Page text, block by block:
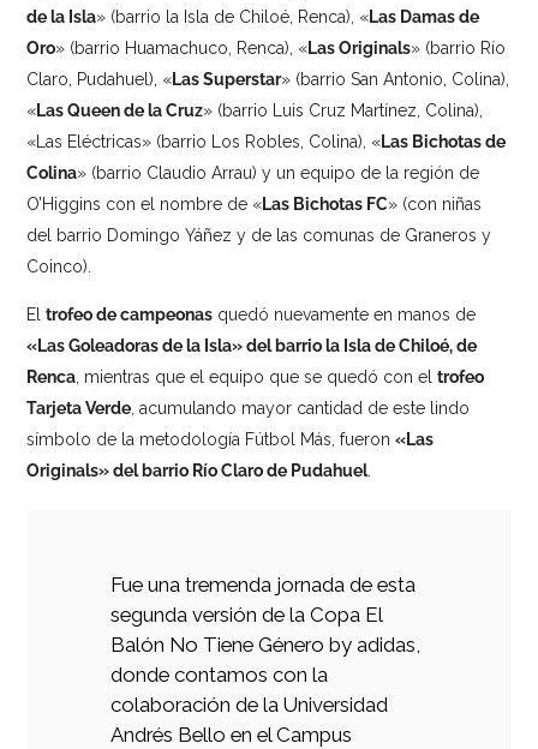
de la Isla» (barrio la Isla de Chiloé, Renca), «Las Damas de
Oro» (barrio Huamachuco, Renca), «Las Originals» (barrio Río
Claro, Pudahuel), «Las Superstar» (barrio San Antonio, Colina),
«Las Queen de la Cruz» (barrio Luis Cruz Martínez, Colina),
«Las Eléctricas» (barrio Los Robles, Colina), «Las Bichotas de
Colina» (barrio Claudio Arrau) y un equipo de la región de
O’Higgins con el nombre de «Las Bichotas FC» (con niñas
del barrio Domingo Yáñez y de las comunas de Graneros y
Coinco).
Eltrofeo de campeonas quedó nuevamente en manos de
«Las Goleadoras de la Isla» del barrio la Isla de Chiloé, de
Renca , mientras que el equipo que se quedó con eltrofeo
Tarjeta Verde , acumulando mayor cantidad de este lindo
símbolo de la metodología Fútbol Más, fueron«Las
Originals» del barrio Río Claro de Pudahuel.
Fue una tremenda jornada de esta
segunda versión de la Copa El
Balón No Tiene Género by adidas,
donde contamos con la
colaboración de la Universidad
Andrés Bello en el Campus